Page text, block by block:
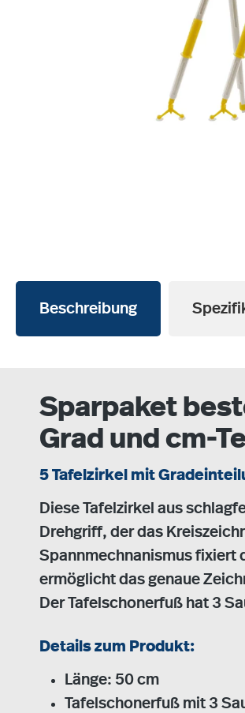
Beschreibung
Sparpaket
Grad und cm-
5 Tafelzirkel mit
Diese Tafelzirkel aus
Drehgriff, der das
Spannmechnanismus fixiert
ermöglicht das genaue
Der Tafelschonerfuß hat 3
Details zum Produkt:
Länge: 50 cm
Tafelschonerfuß mit 3